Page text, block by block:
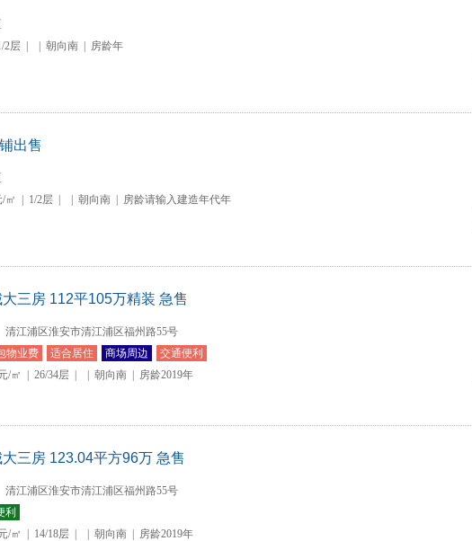
2层 朝向南
房龄年
出售
/㎡ 1/2层 朝向南
房龄请输入建造年代年
三房 112平105万精装 急售
清江浦区淮安市清江浦区福州路55号
物业费 适合居住 商场周边
交通便利
/㎡ 26/34层 朝向南
房龄2019年
三房 123.04平方96万 急售
清江浦区淮安市清江浦区福州路55号
利
/㎡ 14/18层 朝向南
房龄2019年